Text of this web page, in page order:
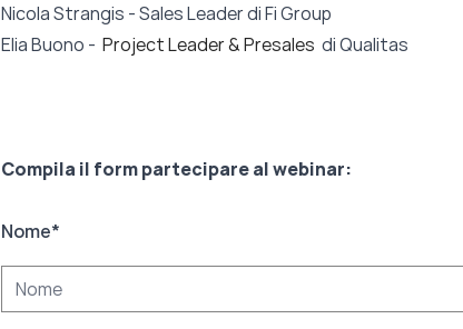
Nicola Strangis -Sales Leader di Fi Group
Elia Buono - Project Leader & Presales di Qualitas
Compila il form partecipare al webinar:
Nome*